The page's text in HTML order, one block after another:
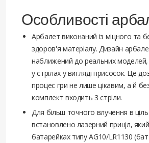
Особливості
Арбалет виконаний із міцного та
здоров'я матеріалу. Дизайн
наближений до реальних моделей,
у стрілах у вигляді присосок. Це
процес гри не лише цікавим, а й
комплект входить 3 стріли.
Для більш точного влучення в
встановлено лазерний приціл,
батарейках типу AG10/LR1130